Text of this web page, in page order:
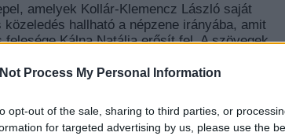
Process My Personal Information
opt-out of the sale, sharing to third parties, or
for targeted advertising by us, please use the
amelyek Kollár-Klemencz László saját
hallható a népzene irányába, amit
Kálna Natália erősít fel. A szövegek
a Rengeteg című album
elmondja a lényeget, és természetesen